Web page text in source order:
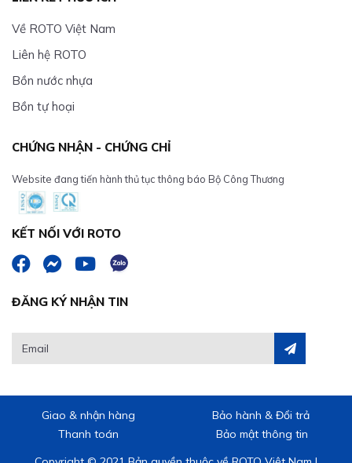
Về ROTO Việt Nam
Liên hệ ROTO
Bồn nước nhựa
Bồn tự hoại
CHỨNG NHẬN - CHỨNG CHỈ
Website đang tiến hành thủ tục thông báo Bộ Công Thương
KẾT NỐI VỚI ROTO
ĐĂNG KÝ NHẬN TIN
Giao & nhận hàng
Bảo hành & Đổi trả
Thanh toán
Bảo mật thông tin